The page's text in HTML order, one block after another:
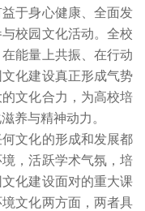
于身心健康、全面发
校园文化活动。全校
能量上共振、在行动
化建设真正形成气势
文化合力，为高校培
养与精神动力。
何文化的形成和发展都
，活跃学术气氛，培
化建设面对的重大课
文化两方面，两者具